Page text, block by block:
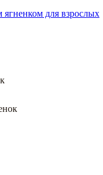
для взрослых